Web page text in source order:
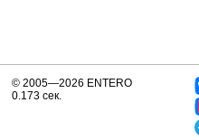
© 2005—2026 ENTERO
0.173 сек.